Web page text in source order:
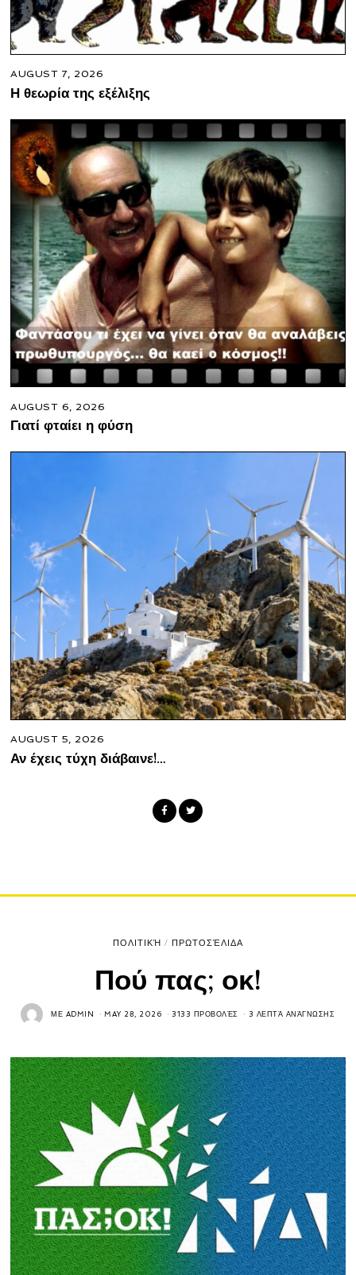
AUGUST 7, 2026
Η θεωρία της εξέλιξης
AUGUST 6, 2026
Γιατί φταίει η φύση
AUGUST 5, 2026
Αν έχεις τύχη διάβαινε!…
ΠΟΛΙΤΙΚΉ / ΠΡΩΤΟΣΈΛΙΔΑ
Πού πας; οκ!
ΜΕ ADMIN MAY 28, 2026 3133 ΠΡΟΒΟΛΈΣ 3 ΛΕΠΤΆ ΑΝΆΓΝΩΣΗΣ